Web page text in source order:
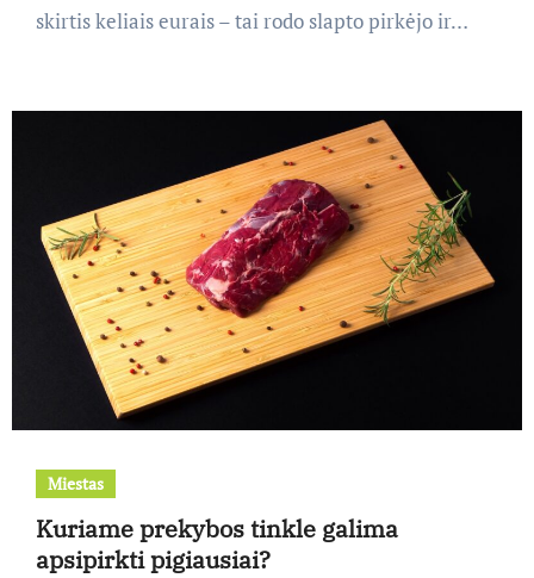
skirtis keliais eurais – tai rodo slapto pirkėjo ir…
Miestas
Kuriame prekybos tinkle galima
apsipirkti pigiausiai?